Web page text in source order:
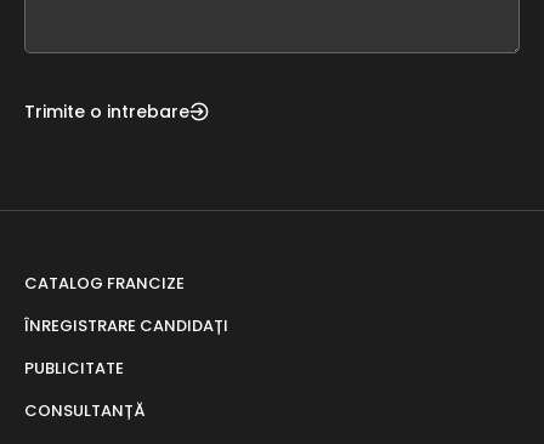
Trimite o intrebare
CATALOG FRANCIZE
ÎNREGISTRARE CANDIDAȚI
PUBLICITATE
CONSULTANȚĂ